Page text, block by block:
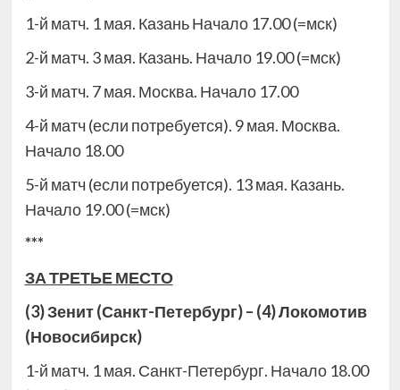
1-й матч. 1 мая. Казань Начало 17.00 (=мск)
2-й матч. 3 мая. Казань. Начало 19.00 (=мск)
3-й матч. 7 мая. Москва. Начало 17.00
4-й матч (если потребуется). 9 мая. Москва.
Начало 18.00
5-й матч (если потребуется). 13 мая. Казань.
Начало 19.00 (=мск)
***
ЗА ТРЕТЬЕ МЕСТО
(3) Зенит (Санкт-Петербург) – (4) Локомотив
(Новосибирск)
1-й матч. 1 мая. Санкт-Петербург. Начало 18.00